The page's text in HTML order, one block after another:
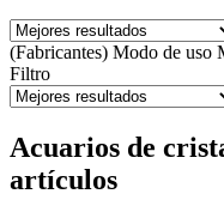
(Fabricantes) Modo de uso
Filtro
Acuarios de
artículos